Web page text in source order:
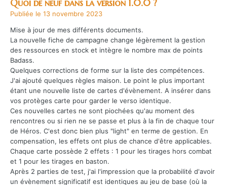
Quoi de neuf dans la version 1.0.0 ?
Publiée le 13 novembre 2023
Mise à jour de mes différents documents.
La nouvelle fiche de campagne change légèrement la gestion
des ressources en stock et intègre le nombre max de points
Badass.
Quelques corrections de forme sur la liste des compétences.
J'ai ajouté quelques règles maison. Le point le plus important
étant une nouvelle liste de cartes d'évènement. A insérer dans
vos protèges carte pour garder le verso identique.
Ces nouvelles cartes ne sont piochées qu'au moment des
rencontres ou si rien ne se passe et plus à la fin de chaque tour
de Héros. C'est donc bien plus "light" en terme de gestion. En
compensation, les effets ont plus de chance d'être applicables.
Chaque carte possède 2 effets : 1 pour les tirages hors combat
et 1 pour les tirages en baston.
Après 2 parties de test, j'ai l'impression que la probabilité d'avoir
un évènement significatif est identiques au jeu de base (où la